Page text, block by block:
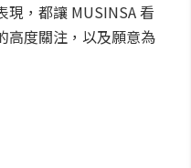
現，都讓 MUSINSA 看
高度關注，以及願意為